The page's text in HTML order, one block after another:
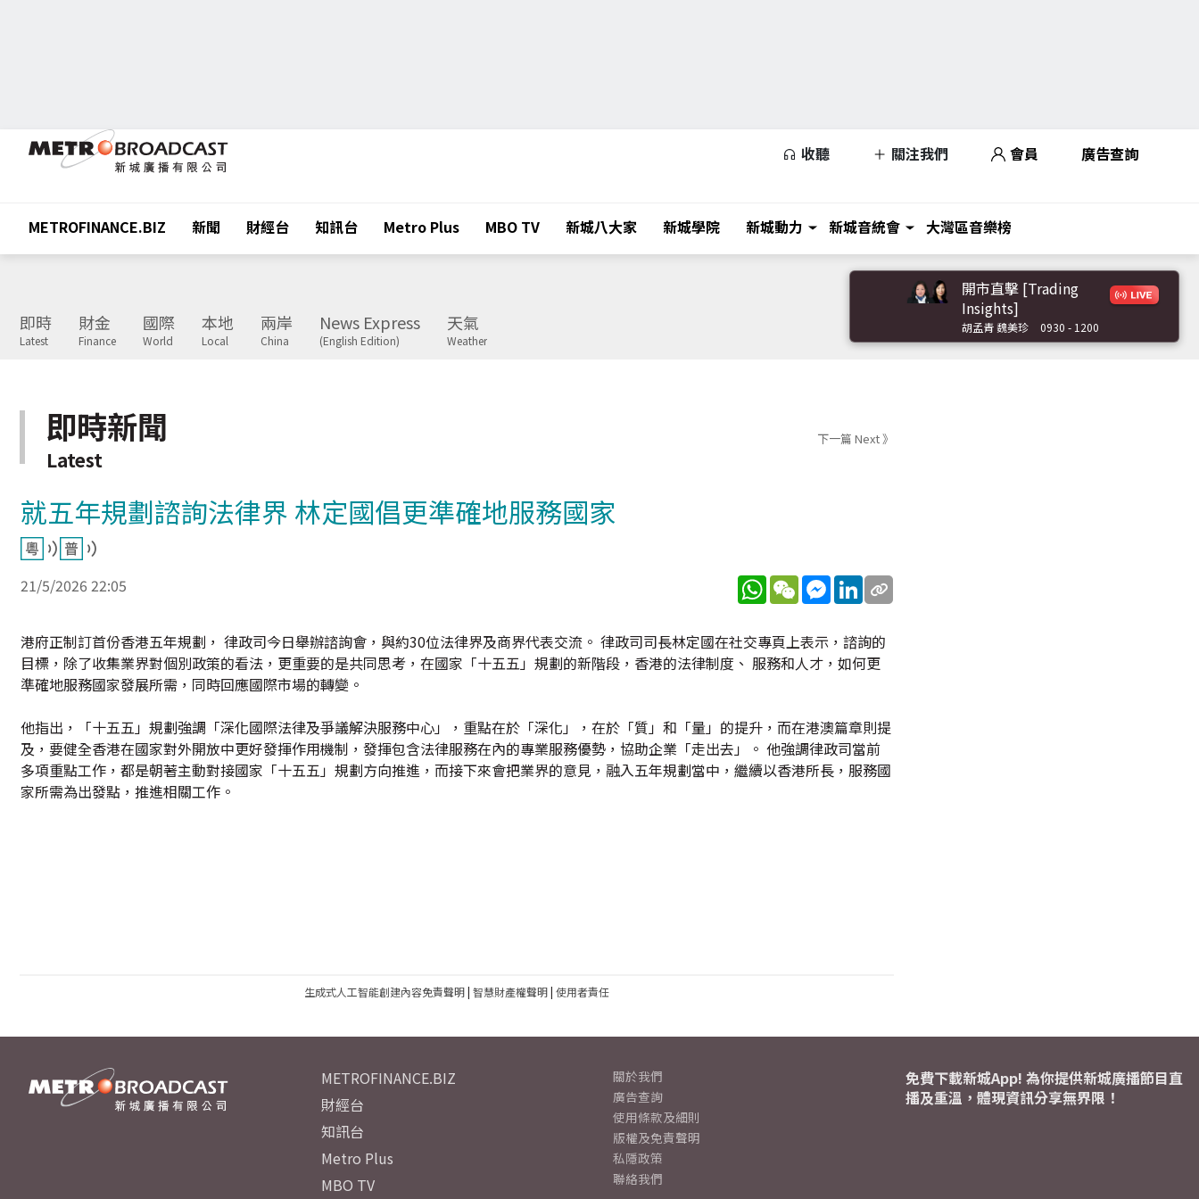
收聽 關注我們 會員 廣告查詢
METROFINANCE.BIZ 新聞 財經台 知訊台 Metro Plus MBO TV 新城八大家 新城學院 新城動力 新城音統會 大灣區音樂榜
即時
Latest
財金
Finance
國際
World
本地
Local
兩岸
China
News Express
(English Edition)
天氣
Weather
開市直擊 [Trading
Insights]
胡孟青 魏美珍 0930 - 1200
即時新聞
Latest
下一篇 Next 》
就五年規劃諮詢法律界 林定國倡更準確地服務國家
21/5/2026 22:05 WhatsApp
WeChatMessenger
LinkedIn
港府正制訂首份香港五年規劃， 律政司今日舉辦諮詢會，與約30位法律界及商界代表交流。 律政司司長林定國在社交專頁上表示，諮詢的
目標，除了收集業界對個別政策的看法，更重要的是共同思考，在國家「十五五」規劃的新階段，香港的法律制度、 服務和人才，如何更
準確地服務國家發展所需，同時回應國際市場的轉變。
他指出，「十五五」規劃強調「深化國際法律及爭議解決服務中心」，重點在於「深化」，在於「質」和「量」的提升，而在港澳篇章則提
及，要健全香港在國家對外開放中更好發揮作用機制，發揮包含法律服務在內的專業服務優勢，協助企業「走出去」。 他強調律政司當前
多項重點工作，都是朝著主動對接國家「十五五」規劃方向推進，而接下來會把業界的意見，融入五年規劃當中，繼續以香港所長，服務國
家所需為出發點，推進相關工作。
生成式人工智能創建內容免責聲明| 智慧財產權聲明| 使用者責任
METROFINANCE.BIZ
財經台
知訊台
Metro Plus
MBO TV
關於我們
廣告查詢
使用條款及細則
版權及免責聲明
私隱政策
聯絡我們
免費下載新城App! 為你提供新城廣播節目直
播及重溫，體現資訊分享無界限！